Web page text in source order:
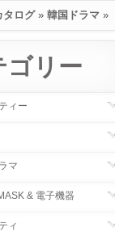
タログ» 韓国ドラマ »
ゴリー
ィー
マ
& 電子機器
ィ